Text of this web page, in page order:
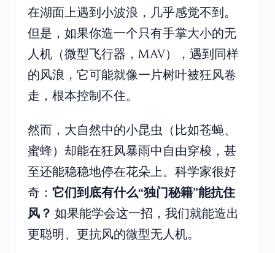
在湖面上遇到小波浪，几乎感觉不到。
但是，如果你造一个只有手掌大小的无
人机（微型飞行器，MAV），遇到同样
的风浪，它可能就像一片树叶被狂风卷
走，根本控制不住。
然而，大自然中的小昆虫（比如苍蝇、
蜜蜂）却能在狂风暴雨中自由穿梭，甚
至还能稳稳地停在花朵上。科学家很好
奇： 它们到底有什么“独门秘籍”能抗住
风？ 如果能学会这一招，我们就能造出
更聪明、更抗风的微型无人机。